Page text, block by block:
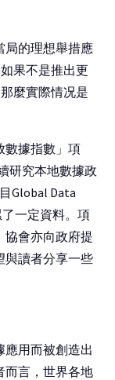
局的理想舉措應
果不是推出更
麼實際情况是
數據指數」項
研究本地數據政
Global Data
一定資料。項
協會亦向政府提
與讀者分享一些
用而被創造出
而言，世界各地